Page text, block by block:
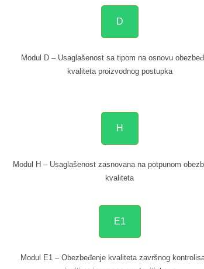
D
Modul D – Usaglašenost sa tipom na osnovu
kvaliteta proizvodnog postupka
H
Modul H – Usaglašenost zasnovana na potpunom
kvaliteta
E1
Modul E1 – Obezbeđenje kvaliteta završnog